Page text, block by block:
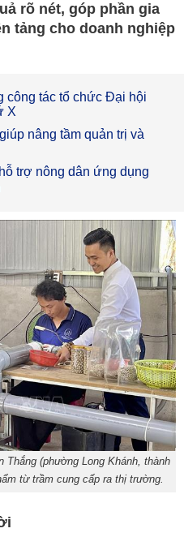
rõ nét, góp phần gia
tảng cho doanh nghiệp
công tác tổ chức Đại hội
X
nâng tầm quản trị và
trợ nông dân ứng dụng
Thắng (phường Long Khánh, thành
từ trầm cung cấp ra thị trường.